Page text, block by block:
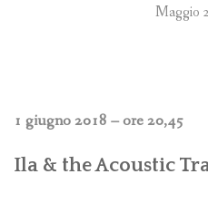
Maggio
1 giugno 2018 – ore 20,45
Ila & the Acoustic